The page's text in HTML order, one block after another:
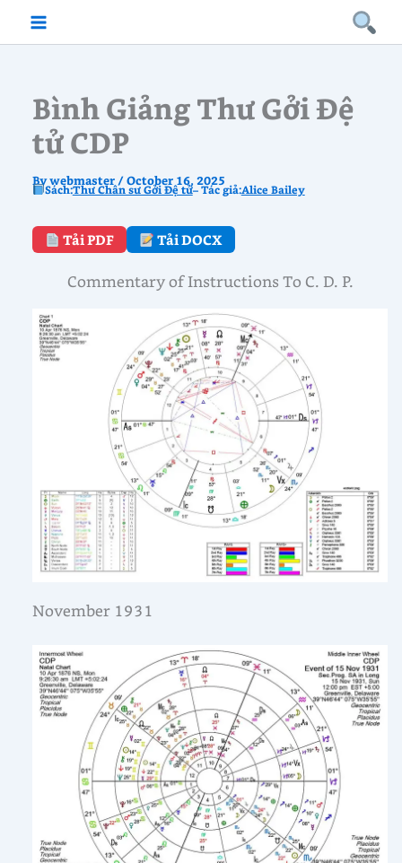
Bình Giảng Thư Gởi Đệ
tử CDP
Bywebmaster /October 16, 2025
Sách:Thư Chân sư Gởi Đệ tử– Tác giả:Alice Bailey
Tải PDF Tải DOCX
Commentary of Instructions To C. D. P.
November 1931